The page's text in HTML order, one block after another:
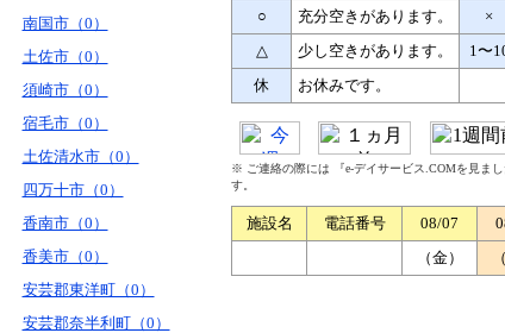
南国市（0）
土佐市（0）
須崎市（0）
宿毛市（0）
土佐清水市（0）
四万十市（0）
香南市（0）
香美市（0）
安芸郡東洋町（0）
安芸郡奈半利町（0）
○
充分空きがあります。 ×
△
少し空きがあります。 1〜
休
お休みです。
※ ご連絡の際には 『e-デイサービス.COMを見ま
す。
施設名 電話番号 08/07
（金）